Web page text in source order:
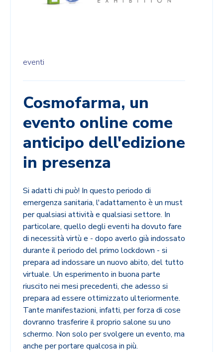
eventi
Cosmofarma, un
evento online come
anticipo dell'edizione
in presenza
Si adatti chi può! In questo periodo di
emergenza sanitaria, l'adattamento è un must
per qualsiasi attività e qualsiasi settore. In
particolare, quello degli eventi ha dovuto fare
di necessità virtù e - dopo averlo già indossato
durante il periodo del primo lockdown - si
prepara ad indossare un nuovo abito, del tutto
virtuale. Un esperimento in buona parte
riuscito nei mesi precedenti, che adesso si
prepara ad essere ottimizzato ulteriormente.
Tante manifestazioni, infatti, per forza di cose
dovranno trasferire il proprio salone su uno
schermo. Non solo per svolgere un evento, ma
anche per portare qualcosa in più.